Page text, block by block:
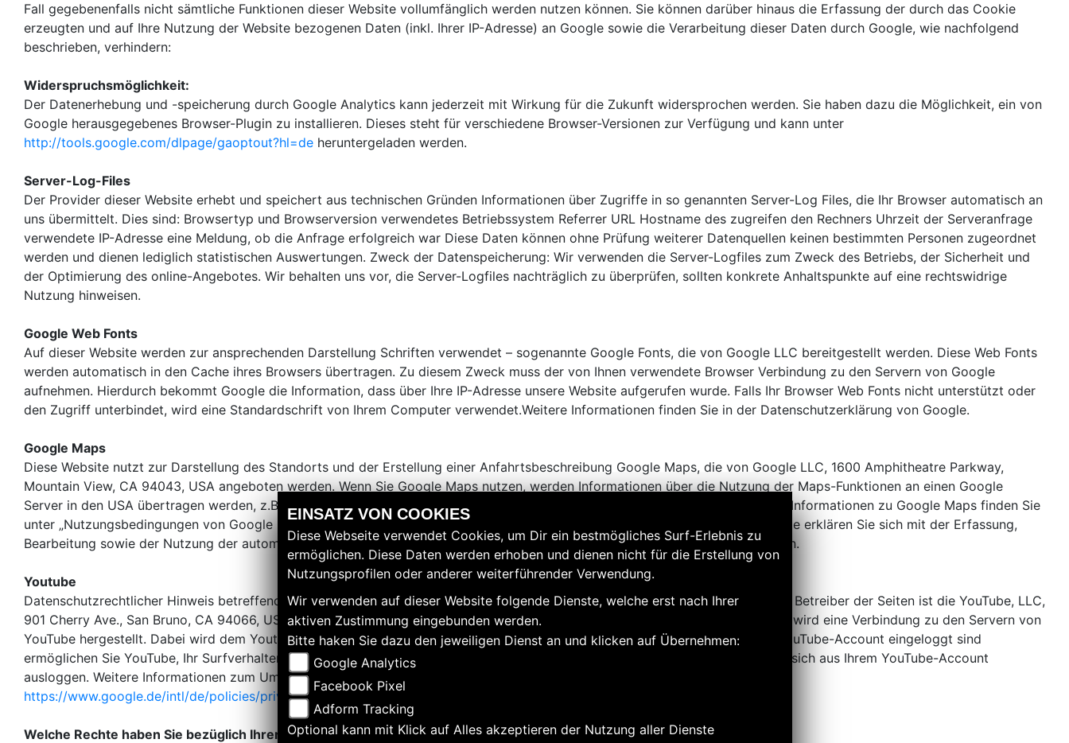
Fall gegebenenfalls nicht sämtliche Funktionen dieser Website vollumfänglich werden nutzen können. Sie können darüber hinaus die Erfassung der durch das Cookie
erzeugten und auf Ihre Nutzung der Website bezogenen Daten (inkl. Ihrer IP-Adresse) an Google sowie die Verarbeitung dieser Daten durch Google, wie nachfolgend
beschrieben, verhindern:
Widerspruchsmöglichkeit:
Der Datenerhebung und -speicherung durch Google Analytics kann jederzeit mit Wirkung für die Zukunft widersprochen werden. Sie haben dazu die Möglichkeit, ein von
Google herausgegebenes Browser-Plugin zu installieren. Dieses steht für verschiedene Browser-Versionen zur Verfügung und kann unter
http://tools.google.com/dlpage/gaoptout?hl=de heruntergeladen werden.
Server-Log-Files
Der Provider dieser Website erhebt und speichert aus technischen Gründen Informationen über Zugriffe in so genannten Server-Log Files, die Ihr Browser automatisch an
uns übermittelt. Dies sind: Browsertyp und Browserversion verwendetes Betriebssystem Referrer URL Hostname des zugreifen den Rechners Uhrzeit der Serveranfrage
verwendete IP-Adresse eine Meldung, ob die Anfrage erfolgreich war Diese Daten können ohne Prüfung weiterer Datenquellen keinen bestimmten Personen zugeordnet
werden und dienen lediglich statistischen Auswertungen. Zweck der Datenspeicherung: Wir verwenden die Server-Logfiles zum Zweck des Betriebs, der Sicherheit und
der Optimierung des online-Angebotes. Wir behalten uns vor, die Server-Logfiles nachträglich zu überprüfen, sollten konkrete Anhaltspunkte auf eine rechtswidrige
Nutzung hinweisen.
Google Web Fonts
Auf dieser Website werden zur ansprechenden Darstellung Schriften verwendet – sogenannte Google Fonts, die von Google LLC bereitgestellt werden. Diese Web Fonts
werden automatisch in den Cache ihres Browsers übertragen. Zu diesem Zweck muss der von Ihnen verwendete Browser Verbindung zu den Servern von Google
aufnehmen. Hierdurch bekommt Google die Information, dass über Ihre IP-Adresse unsere Website aufgerufen wurde. Falls Ihr Browser Web Fonts nicht unterstützt oder
den Zugriff unterbindet, wird eine Standardschrift von Ihrem Computer verwendet.Weitere Informationen finden Sie in der Datenschutzerklärung von Google.
Google Maps
Diese Website nutzt zur Darstellung des Standorts und der Erstellung einer Anfahrtsbeschreibung Google Maps, die von Google LLC, 1600 Amphitheatre Parkway,
Mountain View, CA 94043, USA angeboten werden. Wenn Sie Google Maps nutzen, werden Informationen über die Nutzung der Maps-Funktionen an einen Google
Server in den USA übertragen werden, z.B. Datum und Uhrzeit des Besuchs auf der Webseite Internetadresse IP-Adresse. Mehr Informationen zu Google Maps finden Sie
unter „Nutzungsbedingungen von Google Maps“ und in der Datenschutzerklärung von Google. Durch die Nutzung dieser Website erklären Sie sich mit der Erfassung,
Bearbeitung sowie der Nutzung der automatisch erhobenen sowie der von Ihnen eingegeben Daten durch Google einverstanden.
Youtube
Datenschutzrechtlicher Hinweis betreffend YouTube Unsere Webseite nutzt Plugins der von Google betriebenen Seite YouTube. Betreiber der Seiten ist die YouTube, LLC,
901 Cherry Ave., San Bruno, CA 94066, USA. Wenn Sie eine unserer mit einem YouTube-Plugin ausgestatteten Seiten besuchen, wird eine Verbindung zu den Servern von
YouTube hergestellt. Dabei wird dem Youtube-Server mitgeteilt, welche unserer Seiten Sie besucht haben. Wenn Sie in Ihrem YouTube-Account eingeloggt sind
ermöglichen Sie YouTube, Ihr Surfverhalten direkt Ihrem persönlichen Profil zuzuordnen. Dies können Sie verhindern, indem Sie sich aus Ihrem YouTube-Account
ausloggen. Weitere Informationen zum Umgang von Nutzerdaten finden Sie in der Datenschutzerklärung von YouTube unter
https://www.google.de/intl/de/policies/privacy.
Welche Rechte haben Sie bezüglich Ihrer Daten?
EINSATZ VON COOKIES
Diese Webseite verwendet Cookies, um Dir ein bestmögliches Surf-Erlebnis zu
ermöglichen. Diese Daten werden erhoben und dienen nicht für die Erstellung von
Nutzungsprofilen oder anderer weiterführender Verwendung.
Wir verwenden auf dieser Website folgende Dienste, welche erst nach Ihrer
aktiven Zustimmung eingebunden werden.
Bitte haken Sie dazu den jeweiligen Dienst an und klicken auf Übernehmen:
Google Analytics
Facebook Pixel
Adform Tracking
Optional kann mit Klick auf Alles akzeptieren der Nutzung aller Dienste